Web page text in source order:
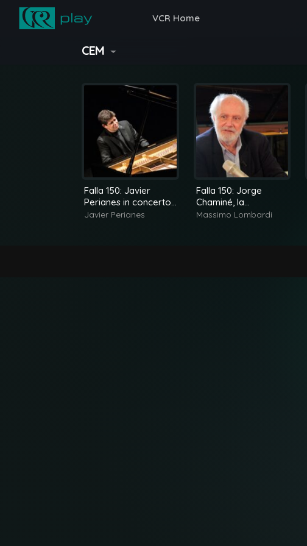
VCR Home
CEM
Falla 150: Javier
Perianes in concerto
a Paris
Javier Perianes
Falla 150: Jorge
Chaminé, la
dimensione europea
Massimo Lombardi